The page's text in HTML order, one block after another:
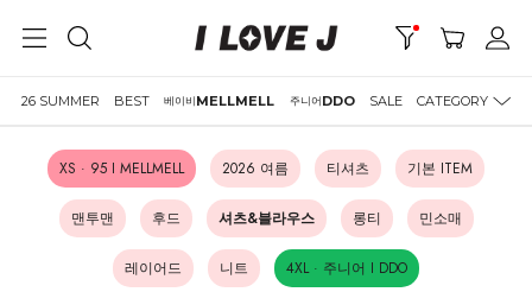
26 SUMMER BEST 베이비MELLMELL 주니어DDO SALE CATEGORY
XS · 95 I MELLMELL 2026 여름 티셔츠 기본 ITEM
맨투맨 후드 셔츠&블라우스 롱티 민소매
레이어드 니트 4XL · 주니어 I DDO